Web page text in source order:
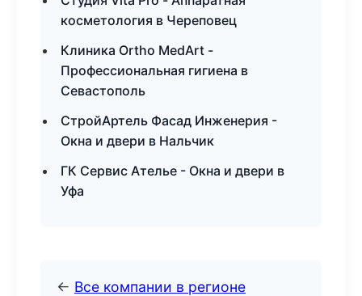
косметология в Череповец
Клиника Ortho MedArt -
Профессиональная гигиена в
Севастополь
СтройАртель Фасад Инженерия -
Окна и двери в Нальчик
ГК Сервис Ателье - Окна и двери в
Уфа
← Все компании в регионе